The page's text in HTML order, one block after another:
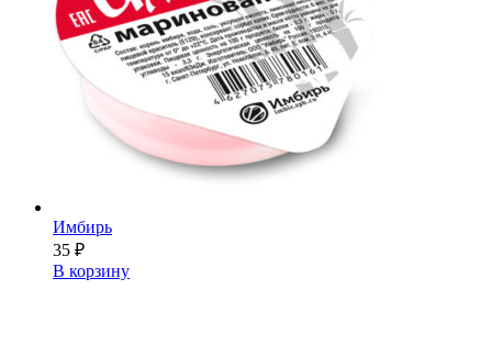
Имбирь
35 ₽
В корзину